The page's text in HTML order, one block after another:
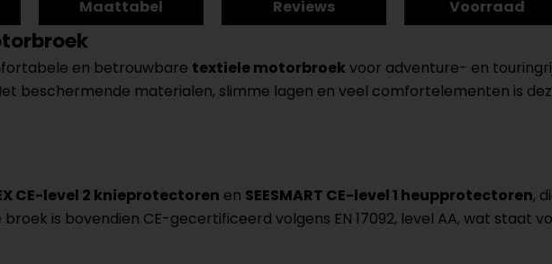
Maattabel Reviews Voorraad
en betrouwbare textiele motorbroekvoor adventure- en
beschermende materialen, slimme lagen en veel comfortelementen is
CE-level 2 knieprotectoren en SEESMART CE-level 1 heupprotectoren,
is bovendien CE-gecertificeerd volgens EN 17092, level AA, wat staat